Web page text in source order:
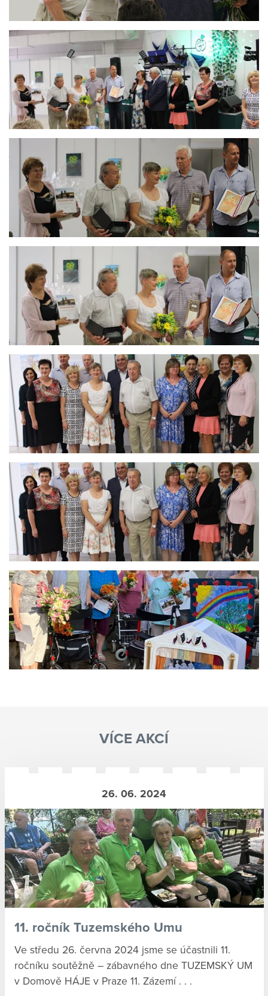
VÍCE AKCÍ
26. 06. 2024
11. ročník Tuzemského Umu
Ve středu 26. června 2024 jsme se účastnili 11.
ročníku soutěžně – zábavného dne TUZEMSKÝ UM
v Domově HÁJE v Praze 11. Zázemí . . .